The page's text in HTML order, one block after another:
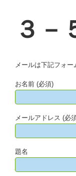
３－
メールは下記フォー
お名前 (必須)
メールアドレス (必
題名